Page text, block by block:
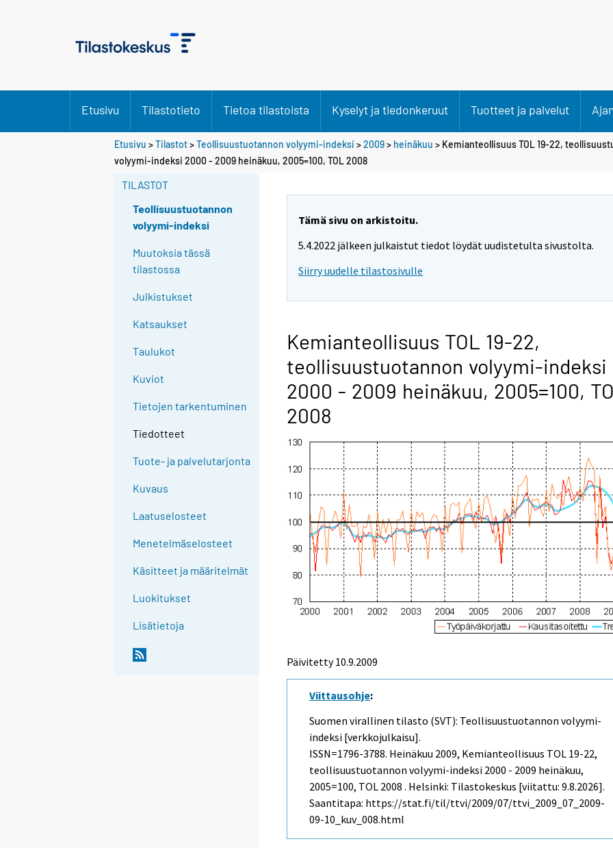
Etusivu Tilastotieto Tietoa tilastoista Kyselyt ja tiedonkeruut Tuotteet ja palvelut
Etusivu >Tilastot>Teollisuustuotannon volyymi-indeksi >2009> heinäkuu > Kemianteollisuus TOL 19-22,
volyymi-indeksi 2000 - 2009 heinäkuu, 2005=100, TOL 2008
TILASTOT
Teollisuustuotannon
volyymi-indeksi
Muutoksia tässä
tilastossa
Julkistukset
Katsaukset
Taulukot
Kuviot
Tietojen tarkentuminen
Tiedotteet
Tuote- ja palvelutarjonta
Kuvaus
Laatuselosteet
Menetelmäselosteet
Käsitteet ja määritelmät
Luokitukset
Lisätietoja
Tämä sivu on arkistoitu.
5.4.2022 jälkeen julkaistut tiedot löydät uudistetulta sivustolta.
Siirry uudelle tilastosivulle
Kemianteollisuus TOL 19-22,
teollisuustuotannon volyymi-indeksi
2000 - 2009 heinäkuu, 2005=100,
2008
Päivitetty10.9.2009
Viittausohje:
Suomen virallinen tilasto (SVT): Teollisuustuotannon volyymi-
indeksi [verkkojulkaisu].
ISSN=1796-3788. Heinäkuu 2009, Kemianteollisuus TOL 19-22,
teollisuustuotannon volyymi-indeksi 2000 - 2009 heinäkuu,
2005=100, TOL 2008 . Helsinki: Tilastokeskus [viitattu: 9.8.2026].
Saantitapa: https://stat.fi/til/ttvi/2009/07/ttvi_2009_07_2009-
09-10_kuv_008.html